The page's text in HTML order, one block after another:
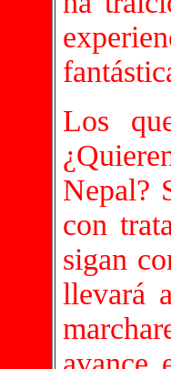
Los
Nepal?
con
sigan
llevará